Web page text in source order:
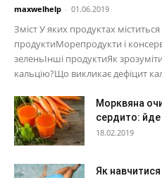
maxwelhelp - 01.06.2019
Зміст У яких продуктах
продуктиМорепродукти і
зеленьІнші продуктиЯк
кальцію?Що викликає дефіцит
Морквяна
сердито: йде
18.02.2019
Як